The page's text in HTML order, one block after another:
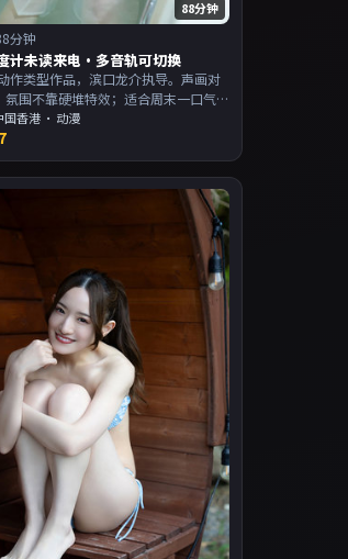
88分钟
分钟
计未读来电·多音轨可切换
作类型作品，滨口龙介执导。声画对
氛围不靠硬堆特效；适合周末一口气
演以演技派为主，适合喜欢强叙事与
观众加入片单。
国香港 · 动漫